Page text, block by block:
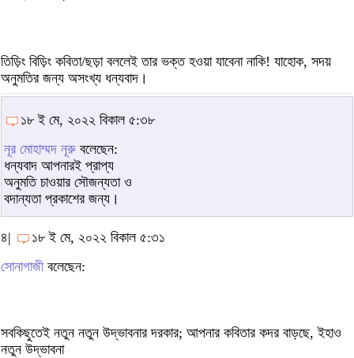
তিড়িং বিড়িং কবিতা/ছড়া বললেই তার ভক্ত হওয়া যাবেনা নাকি! যাহোক, সদয়
অনুমতির জন্য অসংখ্য ধন্যবাদ।
১৮ ই মে, ২০২২ বিকাল ৫:৩৮
নূর মোহাম্মদ নূরু বলেছেন:
ধন্যবাদ আপনারই প্রাপ্য
অনুমতি চাওয়ার সৌজন্যতা ও
বদান্যতা প্রকাশের জন্য।
৪|
১৮ ই মে, ২০২২ বিকাল ৫:৩১
সোনাগাজীবলেছেন:
সবকিছুতেই নতুন নতুন উদ্ভাবনার দরকার; আপনার কবিতার কদর বাড়ছে, ইহাও
নতুন উদ্ভাবনা